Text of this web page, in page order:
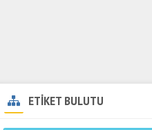
ETİKET BULUTU